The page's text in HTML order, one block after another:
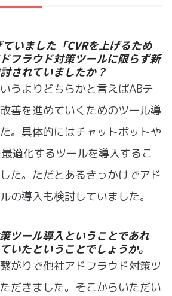
いました「CVRを上げるため
フラウド対策ツールに限らず新
されていましたか？
うよりどちらかと言えばABテ
善を進めていくためのツール導
。具体的にはチャットボットや
適化するツールを導入するこ
た。ただとあるきっかけでアド
の導入も検討していました。
ツール導入ということであれ
いたということでしょうか。
がりで他社アドフラウド対策ツ
だきました。そこからいただい